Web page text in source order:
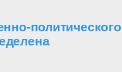
политического